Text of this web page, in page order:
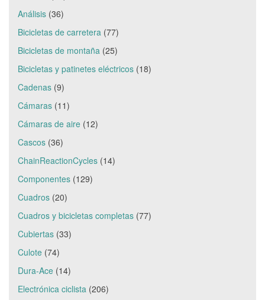
Análisis (36)
Bicicletas de carretera (77)
Bicicletas de montaña (25)
Bicicletas y patinetes eléctricos (18)
Cadenas (9)
Cámaras (11)
Cámaras de aire (12)
Cascos (36)
ChainReactionCycles (14)
Componentes (129)
Cuadros (20)
Cuadros y bicicletas completas (77)
Cubiertas (33)
Culote (74)
Dura-Ace (14)
Electrónica ciclista (206)